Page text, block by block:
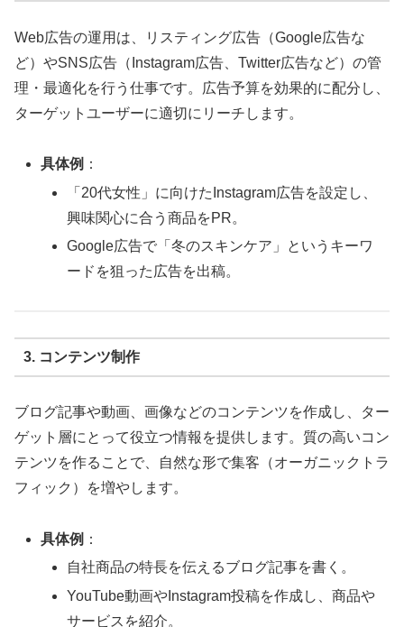
Web広告の運用は、リスティング広告（Google広告な
ど）やSNS広告（Instagram広告、Twitter広告など）の管
理・最適化を行う仕事です。広告予算を効果的に配分し、
ターゲットユーザーに適切にリーチします。
具体例 ：
「20代女性」に向けたInstagram広告を設定し、
興味関心に合う商品をPR。
Google広告で「冬のスキンケア」というキーワ
ードを狙った広告を出稿。
3. コンテンツ制作
ブログ記事や動画、画像などのコンテンツを作成し、ター
ゲット層にとって役立つ情報を提供します。質の高いコン
テンツを作ることで、自然な形で集客（オーガニックトラ
フィック）を増やします。
具体例 ：
自社商品の特長を伝えるブログ記事を書く。
YouTube動画やInstagram投稿を作成し、商品や
サービスを紹介。